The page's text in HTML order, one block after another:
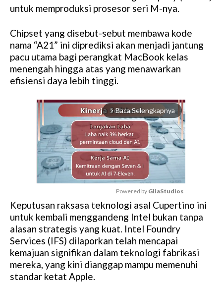
untuk memproduksi prosesor seri M-nya.
Chipset yang disebut-sebut membawa kode
nama “A21” ini diprediksi akan menjadi jantung
pacu utama bagi perangkat MacBook kelas
menengah hingga atas yang menawarkan
efisiensi daya lebih tinggi.
arrow_forward_ios Baca Selengkapnya
M
u
t
e
Powered by GliaStudios
Keputusan raksasa teknologi asal Cupertino ini
untuk kembali menggandeng Intel bukan tanpa
alasan strategis yang kuat. Intel Foundry
Services (IFS) dilaporkan telah mencapai
kemajuan signifikan dalam teknologi fabrikasi
mereka, yang kini dianggap mampu memenuhi
standar ketat Apple.